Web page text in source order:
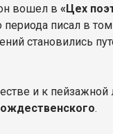
вошел в«Цех
периода писал в
становились
и к пейзажной
.